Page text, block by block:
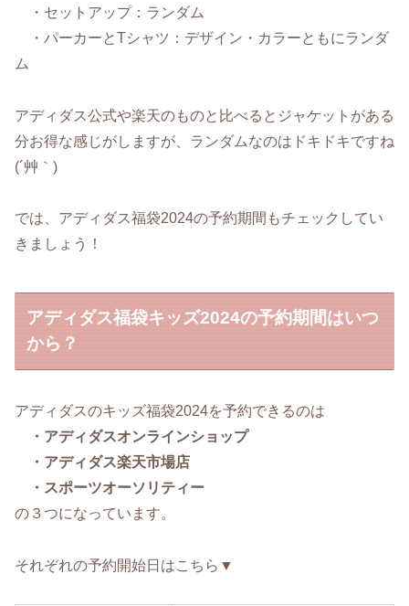
・セットアップ：ランダム
・パーカーとTシャツ：デザイン・カラーともにランダ
ム
アディダス公式や楽天のものと比べるとジャケットがある
分お得な感じがしますが、ランダムなのはドキドキですね
(´艸｀)
では、アディダス福袋2024の予約期間もチェックしてい
きましょう！
アディダス福袋キッズ2024の予約期間はいつ
から？
アディダスのキッズ福袋2024を予約できるのは
・アディダスオンラインショップ
・アディダス楽天市場店
・スポーツオーソリティー
の３つになっています。
それぞれの予約開始日はこちら▼